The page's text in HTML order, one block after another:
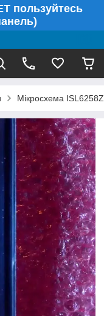
пользуйтесь
Мікросхема ISL6258Z